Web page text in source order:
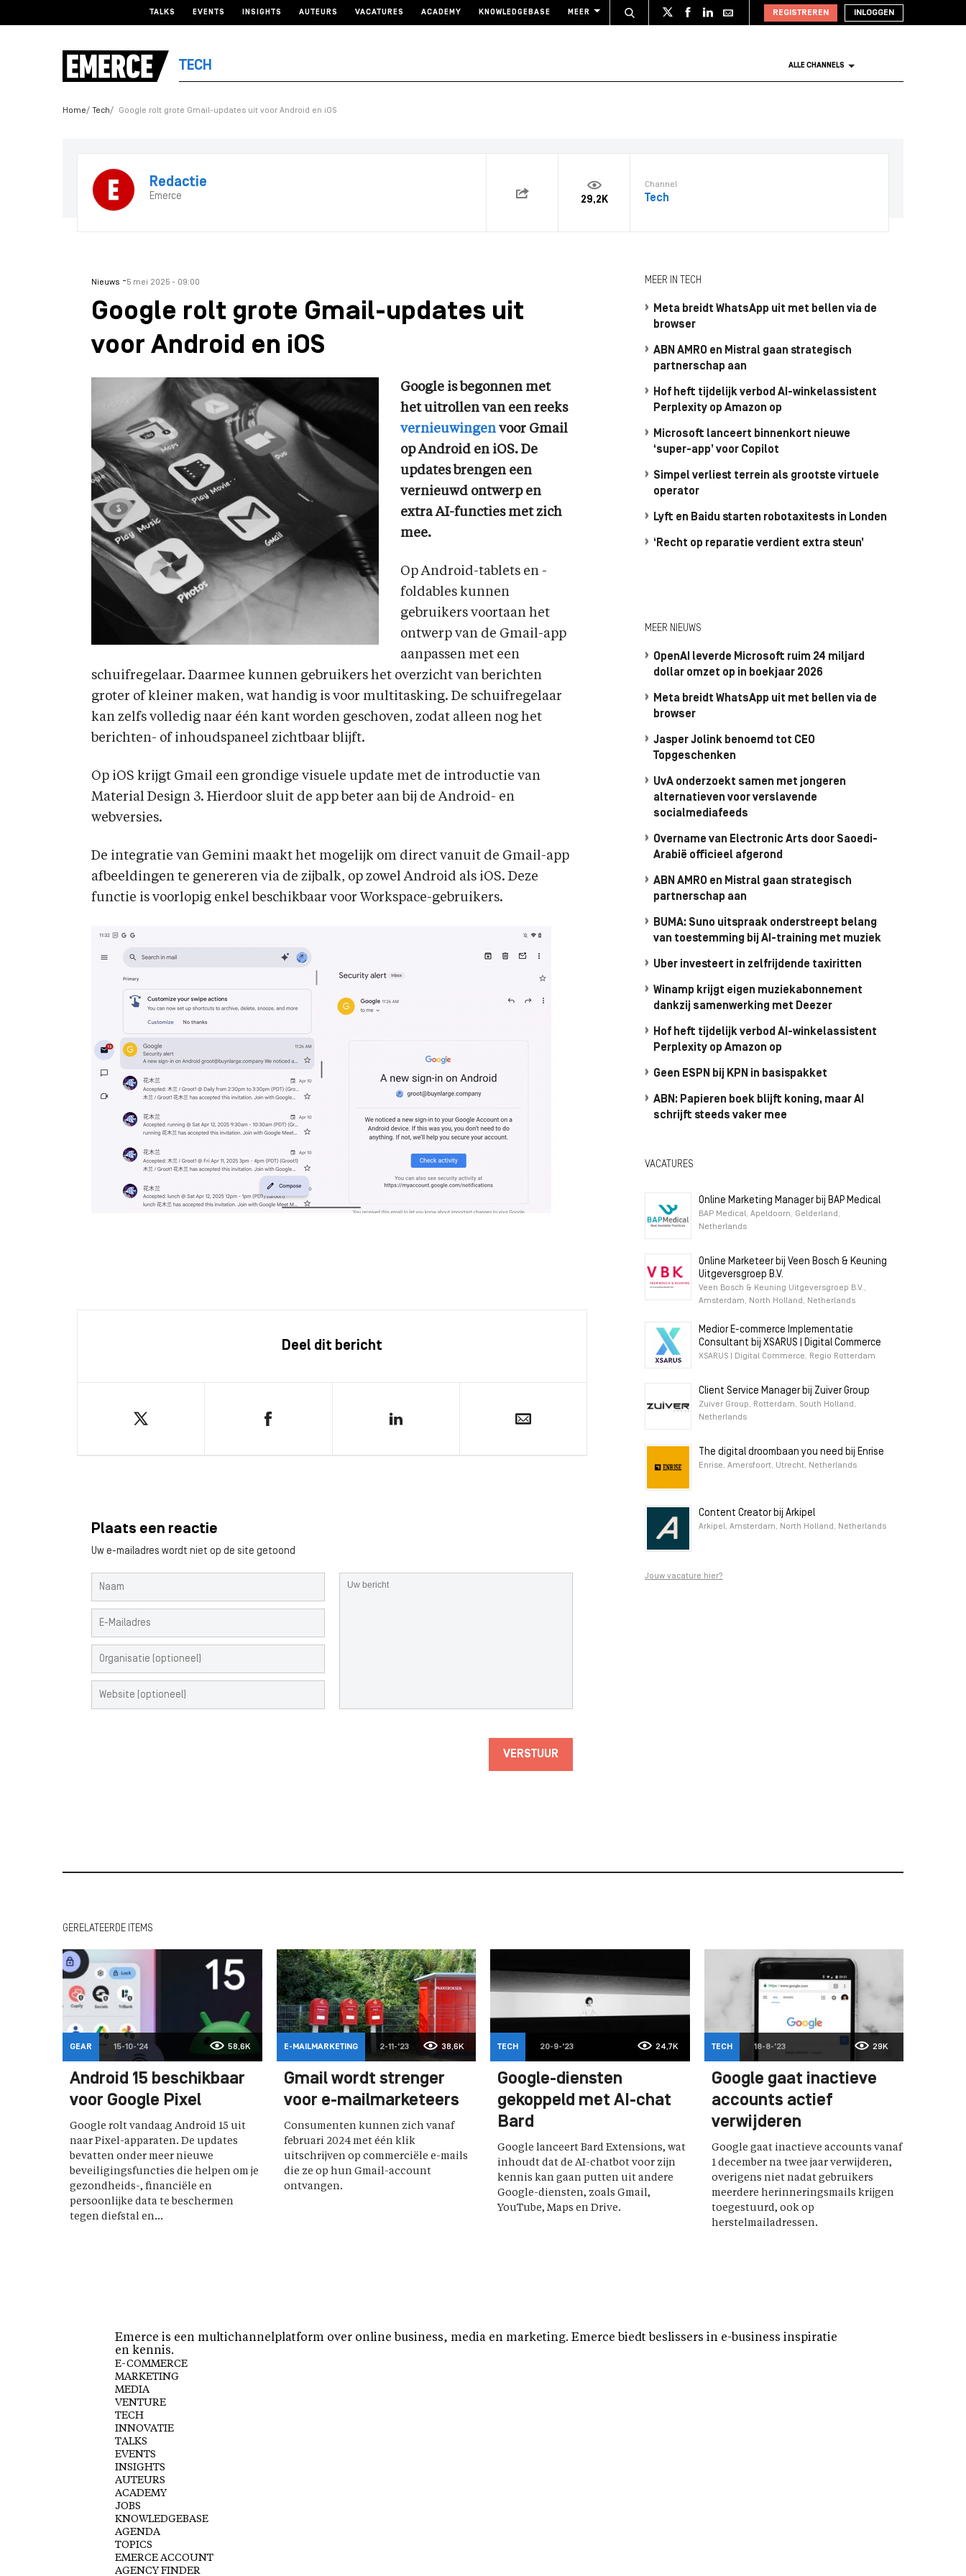
TALKS EVENTS INSIGHTS AUTEURS VACATURES ACADEMY KNOWLEDGEBASE MEER REGISTREREN INLOGGEN
TECH ALLE CHANNELS
Home Tech Google rolt grote Gmail-updates uit voor Android en iOS
Redactie
Emerce 29,2K
Channel
Tech
Nieuws -5 mei 2025 - 09:00
Google rolt grote Gmail-updates uit
voor Android en iOS
Google is begonnen met
het uitrollen van een reeks
vernieuwingenvoor Gmail
op Android en iOS. De
updates brengen een
vernieuwd ontwerp en
extra AI-functies met zich
mee.
Op Android-tablets en -
foldables kunnen
gebruikers voortaan het
ontwerp van de Gmail-app
aanpassen met een
schuifregelaar. Daarmee kunnen gebruikers het overzicht van berichten
groter of kleiner maken, wat handig is voor multitasking. De schuifregelaar
kan zelfs volledig naar één kant worden geschoven, zodat alleen nog het
berichten- of inhoudspaneel zichtbaar blijft.
Op iOS krijgt Gmail een grondige visuele update met de introductie van
Material Design 3. Hierdoor sluit de app beter aan bij de Android- en
webversies.
De integratie van Gemini maakt het mogelijk om direct vanuit de Gmail-app
afbeeldingen te genereren via de zijbalk, op zowel Android als iOS. Deze
functie is voorlopig enkel beschikbaar voor Workspace-gebruikers.
Deel dit bericht
Plaats een reactie
Uw e-mailadres wordt niet op de site getoond
VERSTUUR
MEER IN TECH
Meta breidt WhatsApp uit met bellen via de
browser
ABN AMRO en Mistral gaan strategisch
partnerschap aan
Hof heft tijdelijk verbod AI-winkelassistent
Perplexity op Amazon op
Microsoft lanceert binnenkort nieuwe
‘super-app’ voor Copilot
Simpel verliest terrein als grootste virtuele
operator
Lyft en Baidu starten robotaxitests in Londen
‘Recht op reparatie verdient extra steun’
MEER NIEUWS
OpenAI leverde Microsoft ruim 24 miljard
dollar omzet op in boekjaar 2026
Meta breidt WhatsApp uit met bellen via de
browser
Jasper Jolink benoemd tot CEO
Topgeschenken
UvA onderzoekt samen met jongeren
alternatieven voor verslavende
socialmediafeeds
Overname van Electronic Arts door Saoedi-
Arabië officieel afgerond
ABN AMRO en Mistral gaan strategisch
partnerschap aan
BUMA: Suno uitspraak onderstreept belang
van toestemming bij AI-training met muziek
Uber investeert in zelfrijdende taxiritten
Winamp krijgt eigen muziekabonnement
dankzij samenwerking met Deezer
Hof heft tijdelijk verbod AI-winkelassistent
Perplexity op Amazon op
Geen ESPN bij KPN in basispakket
ABN: Papieren boek blijft koning, maar AI
schrijft steeds vaker mee
VACATURES
Online Marketing Manager bij BAP Medical
BAP Medical, Apeldoorn, Gelderland,
Netherlands
Online Marketeer bij Veen Bosch & Keuning
Uitgeversgroep B.V.
Veen Bosch & Keuning Uitgeversgroep B.V.,
Amsterdam, North Holland, Netherlands
Medior E-commerce Implementatie
Consultant bij XSARUS | Digital Commerce
XSARUS | Digital Commerce, Regio Rotterdam
Client Service Manager bij Zuiver Group
Zuiver Group, Rotterdam, South Holland,
Netherlands
The digital droombaan you need bij Enrise
Enrise, Amersfoort, Utrecht, Netherlands
Content Creator bij Arkipel
Arkipel, Amsterdam, North Holland, Netherlands
Jouw vacature hier?
GERELATEERDE ITEMS
GEAR 15-10-'24 58,6K
Android 15 beschikbaar
voor Google Pixel
Google rolt vandaag Android 15 uit
naar Pixel-apparaten. De updates
bevatten onder meer nieuwe
beveiligingsfuncties die helpen om je
gezondheids-, financiële en
persoonlijke data te beschermen
tegen diefstal en...
E-MAILMARKETING 2-11-'23 38,6K
Gmail wordt strenger
voor e-mailmarketeers
Consumenten kunnen zich vanaf
februari 2024 met één klik
uitschrijven op commerciële e-mails
die ze op hun Gmail-account
ontvangen.
TECH 20-9-'23 24,7K
Google-diensten
gekoppeld met AI-chat
Bard
Google lanceert Bard Extensions, wat
inhoudt dat de AI-chatbot voor zijn
kennis kan gaan putten uit andere
Google-diensten, zoals Gmail,
YouTube, Maps en Drive.
TECH 18-8-'23 29K
Google gaat inactieve
accounts actief
verwijderen
Google gaat inactieve accounts vanaf
1 december na twee jaar verwijderen,
overigens niet nadat gebruikers
meerdere herinneringsmails krijgen
toegestuurd, ook op
herstelmailadressen.
Emerce is een multichannelplatform over online business, media en marketing. Emerce biedt beslissers in e-business inspiratie
en kennis.
E-COMMERCE
MARKETING
MEDIA
VENTURE
TECH
INNOVATIE
TALKS
EVENTS
INSIGHTS
AUTEURS
ACADEMY
JOBS
KNOWLEDGEBASE
AGENDA
TOPICS
EMERCE ACCOUNT
AGENCY FINDER